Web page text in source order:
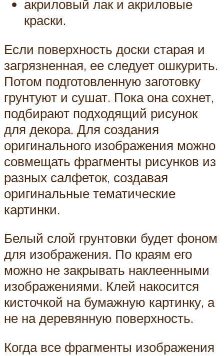
акриловый лак и акриловые
краски.
Если поверхность доски старая и
загрязненная, ее следует ошкурить.
Потом подготовленную заготовку
грунтуют и сушат. Пока она сохнет,
подбирают подходящий рисунок
для декора. Для создания
оригинального изображения можно
совмещать фрагменты рисунков из
разных салфеток, создавая
оригинальные тематические
картинки.
Белый слой грунтовки будет фоном
для изображения. По краям его
можно не закрывать наклеенными
изображениями. Клей накосится
кисточкой на бумажную картинку, а
не на деревянную поверхность.
Когда все фрагменты изображения